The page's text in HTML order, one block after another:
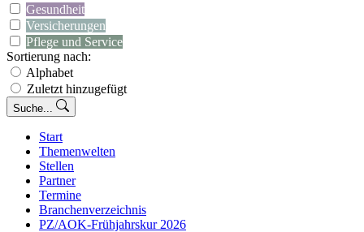
Gesundheit
Versicherungen
Pflege und Service
Sortierung nach:
Alphabet
Zuletzt hinzugefügt
Suche...
Start
Themenwelten
Stellen
Partner
Termine
Branchenverzeichnis
PZ/AOK-Frühjahrskur 2026